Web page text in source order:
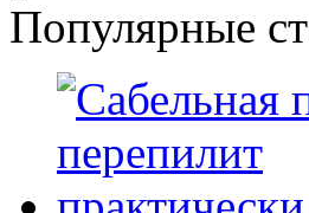
Популярные